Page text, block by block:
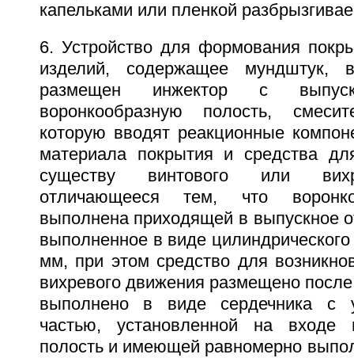
капельками или пленкой
6. Устройство для формования
изделий, содержащее мундштук,
размещен инжектор с
воронкообразную полость,
которую вводят реакционные
материала покрытия и средства
существу винтового или
отличающееся тем, что
выполнена приходящей в выпускное
выполненное в виде
мм, при этом средство для
вихревого движения размещено
выполнено в виде сердечника с
частью, установленной на входе
полость и имеющей равномерно